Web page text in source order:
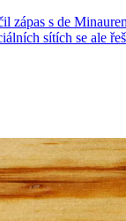
zápas s de
sítích se ale